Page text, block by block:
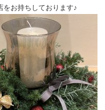
をお持ちしております♪